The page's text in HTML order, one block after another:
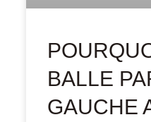
BALLE
GAUCHE